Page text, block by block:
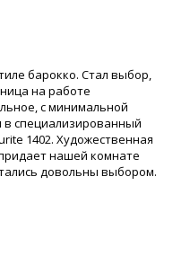
барокко. Стал выбор,
на работе
с минимальной
в специализированный
1402. Художественная
нашей комнате
довольны выбором.